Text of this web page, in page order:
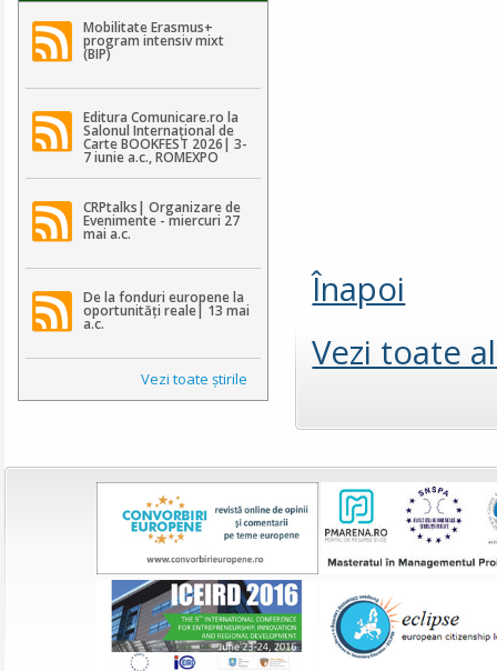
Mobilitate Erasmus+
program intensiv mixt
(BIP)
Editura Comunicare.ro la
Salonul Internațional de
Carte BOOKFEST 2026| 3-
7 iunie a.c., ROMEXPO
CRPtalks| Organizare de
Evenimente - miercuri 27
mai a.c.
De la fonduri europene la
oportunități reale| 13 mai
a.c.
Vezi toate ştirile
Înapoi
Vezi toate